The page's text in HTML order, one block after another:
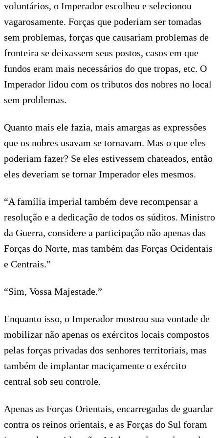
voluntários, o Imperador escolheu e selecionou
vagarosamente. Forças que poderiam ser tomadas
sem problemas, forças que causariam problemas de
fronteira se deixassem seus postos, casos em que
fundos eram mais necessários do que tropas, etc. O
Imperador lidou com os tributos dos nobres no local
sem problemas.
Quanto mais ele fazia, mais amargas as expressões
que os nobres usavam se tornavam. Mas o que eles
poderiam fazer? Se eles estivessem chateados, então
eles deveriam se tornar Imperador eles mesmos.
“A família imperial também deve recompensar a
resolução e a dedicação de todos os súditos. Ministro
da Guerra, considere a participação não apenas das
Forças do Norte, mas também das Forças Ocidentais
e Centrais.”
“Sim, Vossa Majestade.”
Enquanto isso, o Imperador mostrou sua vontade de
mobilizar não apenas os exércitos locais compostos
pelas forças privadas dos senhores territoriais, mas
também de implantar maciçamente o exército
central sob seu controle.
Apenas as Forças Orientais, encarregadas de guardar
contra os reinos orientais, e as Forças do Sul foram